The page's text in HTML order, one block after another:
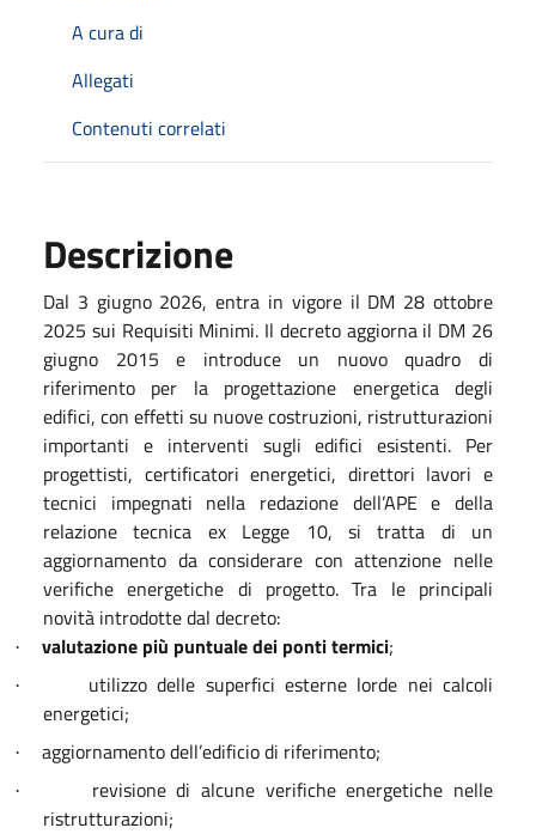
A cura di
Allegati
Contenuti correlati
Descrizione
Dal 3 giugno 2026, entra in vigore il DM 28 ottobre
2025 sui Requisiti Minimi. Il decreto aggiorna il DM 26
giugno 2015 e introduce un nuovo quadro di
riferimento per la progettazione energetica degli
edifici, con effetti su nuove costruzioni, ristrutturazioni
importanti e interventi sugli edifici esistenti. Per
progettisti, certificatori energetici, direttori lavori e
tecnici impegnati nella redazione dell’APE e della
relazione tecnica ex Legge 10, si tratta di un
aggiornamento da considerare con attenzione nelle
verifiche energetiche di progetto. Tra le principali
novità introdotte dal decreto:
· valutazione più puntuale dei ponti termici;
·
utilizzo delle superfici esterne lorde nei calcoli
energetici;
· aggiornamento dell’edificio di riferimento;
·
revisione di alcune verifiche energetiche nelle
ristrutturazioni;